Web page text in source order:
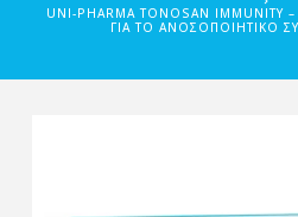
UNI-PHARMA TONOSAN
ΓΙΑ ΤΟ ΑΝΟΣΟΠΟΙΗΤΙΚΌ